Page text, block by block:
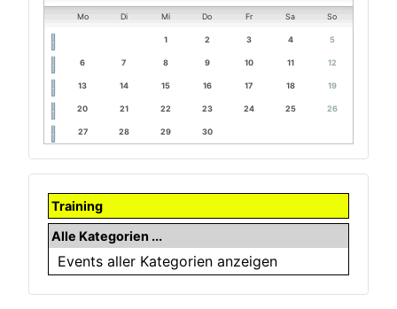
Mo Di Mi Do Fr Sa So
1 2 3 4 5
6 7 8 9 10 11 12
13 14 15 16 17 18 19
20 21 22 23 24 25 26
27 28 29 30
Training
Alle Kategorien ...
Events aller Kategorien anzeigen